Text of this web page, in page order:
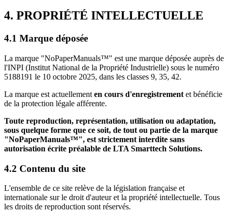
4. PROPRIÉTÉ INTELLECTUELLE
4.1 Marque déposée
La marque "NoPaperManuals™" est une marque déposée auprès de
l'INPI (Institut National de la Propriété Industrielle) sous le numéro
5188191 le 10 octobre 2025, dans les classes 9, 35, 42.
La marque est actuellement en cours d'enregistrement et bénéficie
de la protection légale afférente.
Toute reproduction, représentation, utilisation ou adaptation,
sous quelque forme que ce soit, de tout ou partie de la marque
"NoPaperManuals™", est strictement interdite sans
autorisation écrite préalable de LTA Smarttech Solutions.
4.2 Contenu du site
L'ensemble de ce site relève de la législation française et
internationale sur le droit d'auteur et la propriété intellectuelle. Tous
les droits de reproduction sont réservés.